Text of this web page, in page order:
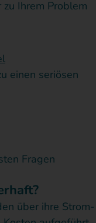
Ihrem Problem
einen seriösen
Fragen
über ihre Strom-